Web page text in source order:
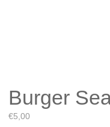
Burger
€5,00